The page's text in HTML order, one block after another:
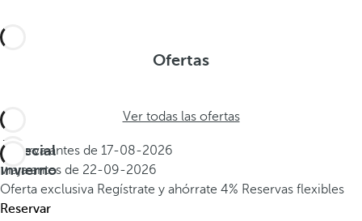
Ofertas
Ver todas las ofertas
Especial
Invierno
Reserva antes de 17-08-2026
Viaja antes de 22-09-2026
Oferta exclusiva Regístrate y ahórrate 4% Reservas flexibles
Reservar